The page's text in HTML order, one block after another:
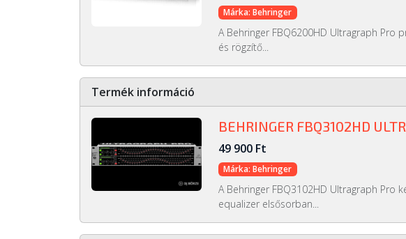
Márka: Behringer
A Behringer FBQ6200HD Ultragraph Pro
és rögzítő...
Termék információ
BEHRINGER FBQ3102HD
49 900 Ft
Márka: Behringer
A Behringer FBQ3102HD Ultragraph Pro
equalizer elsősorban...